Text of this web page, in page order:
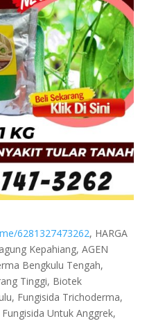
6281327473262, HARGA
Kepahiang, AGEN
Bengkulu Tengah,
Tinggi, Biotek
Fungisida Trichoderma,
Untuk Anggrek,